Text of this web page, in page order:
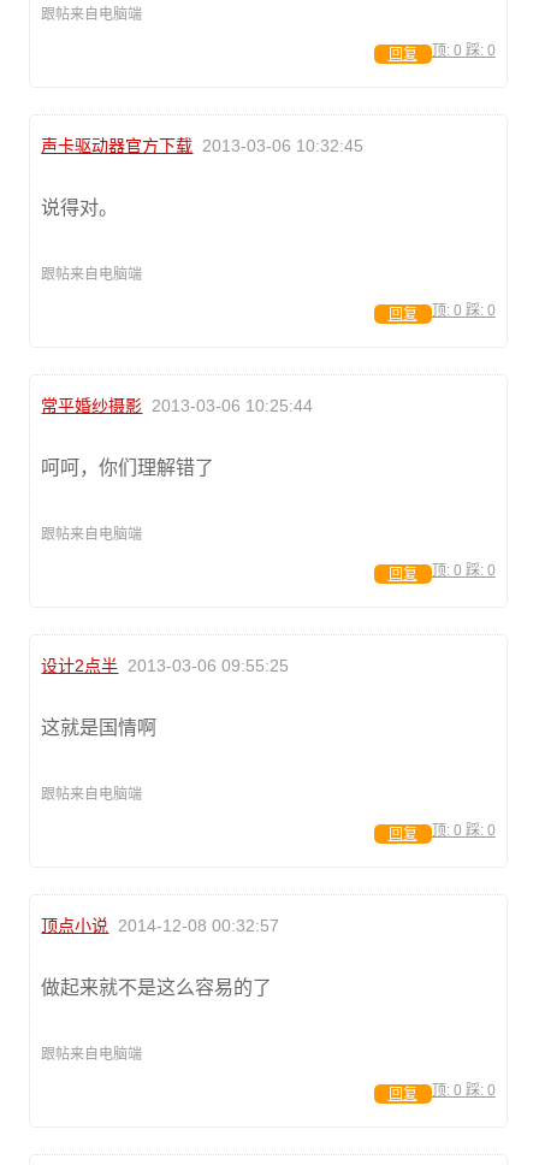
跟帖来自电脑端
顶: 0 踩: 0
回复
声卡驱动器官方下载 2013-03-06 10:32:45
说得对。
跟帖来自电脑端
顶: 0 踩: 0
回复
常平婚纱摄影 2013-03-06 10:25:44
呵呵，你们理解错了
跟帖来自电脑端
顶: 0 踩: 0
回复
设计2点半 2013-03-06 09:55:25
这就是国情啊
跟帖来自电脑端
顶: 0 踩: 0
回复
顶点小说 2014-12-08 00:32:57
做起来就不是这么容易的了
跟帖来自电脑端
顶: 0 踩: 0
回复